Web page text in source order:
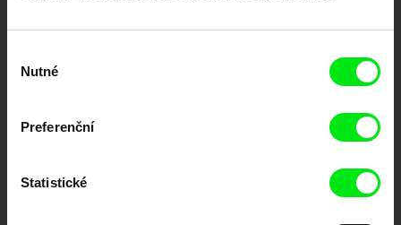
souhlasu
Nutné
Preferenční
Statistické
Nové festivalové filmy
festivalů dokumentárního filmu sdružených do Doc Alliance. Naším cílem je
posouvat hranice dokumentárního filmu, propagovat jeho rozmanitost a